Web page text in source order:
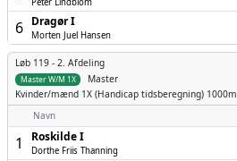
Peter Lindblom
6 Dragør I
Morten Juel Hansen
Løb 119 - 2. Afdeling
Master
Master W/M 1X
Kvinder/mænd 1X (Handicap tidsberegning) 1000m
Navn
1 Roskilde I
Dorthe Friis Thanning